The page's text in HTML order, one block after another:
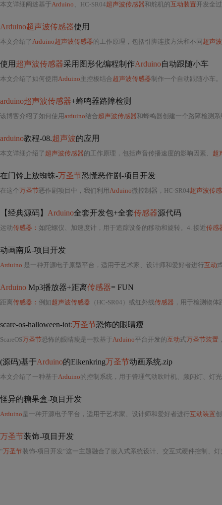
本文详细阐述基于Arduino 、HC-SR04超声波传感器和舵机的互动装置开发全过程，
Arduino超声波传感器使用
本文介绍了Arduino超声波传感器的工作原理，包括引脚连接方法和不同 超声
使用 超声波传感器采用图形化编程制作Arduino自动跟随小车
本文介绍了如何使用Arduino主控板结合超声波传感器制作一个自动跟随小车。
arduino超声波传感器+蜂鸣器路障检测
该博客介绍了如何使用arduino结合超声波传感器和蜂鸣器创建一个路障检测系
arduino教程-08.超声波的应用
本文详细介绍了 超声波传感器的工作原理，包括声音传播速度的影响因素、 超
在门铃上放蜘蛛-万圣节恐慌恶作剧-项目开发
在这个万圣节恶作剧项目中，我们利用Arduino微控制器，HC-SR04超声波传
【经典源码】 Arduino全套开发包+全套传感器源代码
运动传感器： 如陀螺仪、加速度计，用于追踪设备的移动和旋转。4. 接近传感
动画南瓜-项目开发
Arduino 是一种开源电子原型平台，适用于艺术家、设计师和爱好者进行互动
Arduino Mp3播放器+距离传感器= FUN
距离传感器： 例如超声波传感器 （HC-SR04）或红外线传感器 ，用于检测物体
scare-os-halloween-iot:万圣节恐怖的眼睛瘦
ScareOS万圣节恐怖的眼睛瘦是一款基于Arduino平台开发的互动式万圣节装置
(源码)基于Arduino的Eikenkring万圣节动画系统.zip
本文介绍了一种基于Arduino的控制系统，用于管理气动吹叶机、频闪灯、灯光效果和烟
怪异的糖果盒-项目开发
Arduino是一种开源电子平台，适用于艺术家、设计师和爱好者进行互动装置创
万圣节装饰-项目开发
“万圣节装饰-项目开发”这一主题融合了嵌入式系统设计、交互式硬件控制、灯